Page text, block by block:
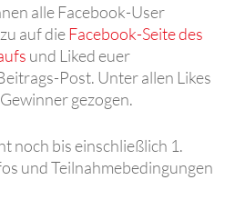
alle Facebook-User
auf dieFacebook-Seite des
und Liked euer
Post. Unter allen Likes
gezogen.
noch bis einschließlich 1.
und Teilnahmebedingungen